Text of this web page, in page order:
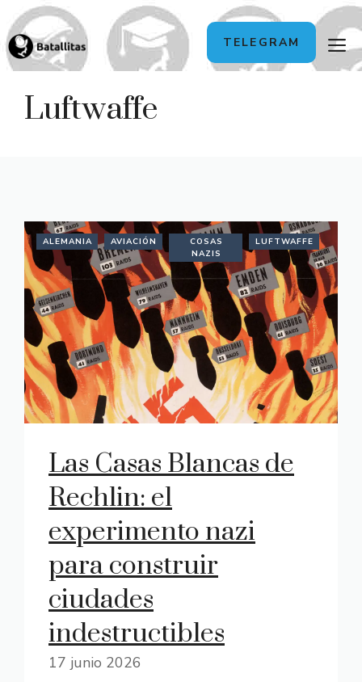
Saltar
al
contenido
TELEGRAM
Luftwaffe
ALEMANIA AVIACIÓN
COSAS
NAZIS
LUFTWAFFE
Las Casas Blancas de
Rechlin: el
experimento nazi
para construir
ciudades
indestructibles
17 junio 2026